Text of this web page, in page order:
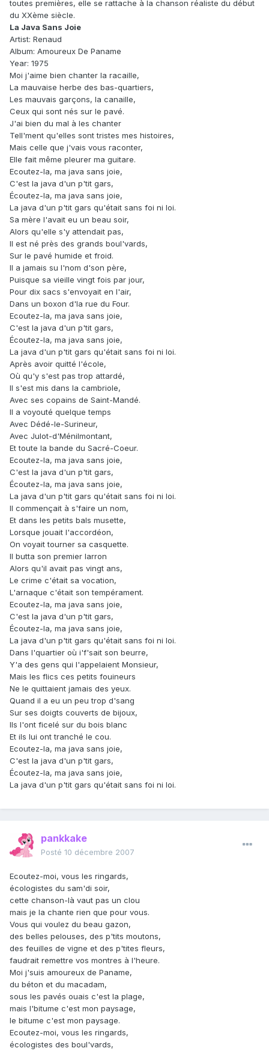
toutes premières, elle se rattache à la chanson réaliste du début
du XXème siècle.
La Java Sans Joie
Artist: Renaud
Album: Amoureux De Paname
Year: 1975
Moi j'aime bien chanter la racaille,
La mauvaise herbe des bas-quartiers,
Les mauvais garçons, la canaille,
Ceux qui sont nés sur le pavé.
J'ai bien du mal à les chanter
Tell'ment qu'elles sont tristes mes histoires,
Mais celle que j'vais vous raconter,
Elle fait même pleurer ma guitare.
Ecoutez-la, ma java sans joie,
C'est la java d'un p'tit gars,
Écoutez-la, ma java sans joie,
La java d'un p'tit gars qu'était sans foi ni loi.
Sa mère l'avait eu un beau soir,
Alors qu'elle s'y attendait pas,
Il est né près des grands boul'vards,
Sur le pavé humide et froid.
Il a jamais su l'nom d'son père,
Puisque sa vieille vingt fois par jour,
Pour dix sacs s'envoyait en l'air,
Dans un boxon d'la rue du Four.
Ecoutez-la, ma java sans joie,
C'est la java d'un p'tit gars,
Écoutez-la, ma java sans joie,
La java d'un p'tit gars qu'était sans foi ni loi.
Après avoir quitté l'école,
Où qu'y s'est pas trop attardé,
Il s'est mis dans la cambriole,
Avec ses copains de Saint-Mandé.
Il a voyouté quelque temps
Avec Dédé-le-Surineur,
Avec Julot-d'Ménilmontant,
Et toute la bande du Sacré-Coeur.
Ecoutez-la, ma java sans joie,
C'est la java d'un p'tit gars,
Écoutez-la, ma java sans joie,
La java d'un p'tit gars qu'était sans foi ni loi.
Il commençait à s'faire un nom,
Et dans les petits bals musette,
Lorsque jouait l'accordéon,
On voyait tourner sa casquette.
Il butta son premier larron
Alors qu'il avait pas vingt ans,
Le crime c'était sa vocation,
L'arnaque c'était son tempérament.
Ecoutez-la, ma java sans joie,
C'est la java d'un p'tit gars,
Écoutez-la, ma java sans joie,
La java d'un p'tit gars qu'était sans foi ni loi.
Dans l'quartier où i'f'sait son beurre,
Y'a des gens qui l'appelaient Monsieur,
Mais les flics ces petits fouineurs
Ne le quittaient jamais des yeux.
Quand il a eu un peu trop d'sang
Sur ses doigts couverts de bijoux,
Ils l'ont ficelé sur du bois blanc
Et ils lui ont tranché le cou.
Ecoutez-la, ma java sans joie,
C'est la java d'un p'tit gars,
Écoutez-la, ma java sans joie,
La java d'un p'tit gars qu'était sans foi ni loi.
pankkake
Posté 10 décembre 2007
Ecoutez-moi, vous les ringards,
écologistes du sam'di soir,
cette chanson-là vaut pas un clou
mais je la chante rien que pour vous.
Vous qui voulez du beau gazon,
des belles pelouses, des p'tits moutons,
des feuilles de vigne et des p'tites fleurs,
faudrait remettre vos montres à l'heure.
Moi j'suis amoureux de Paname,
du béton et du macadam,
sous les pavés ouais c'est la plage,
mais l'bitume c'est mon paysage,
le bitume c'est mon paysage.
Ecoutez-moi, vous les ringards,
écologistes des boul'vards,